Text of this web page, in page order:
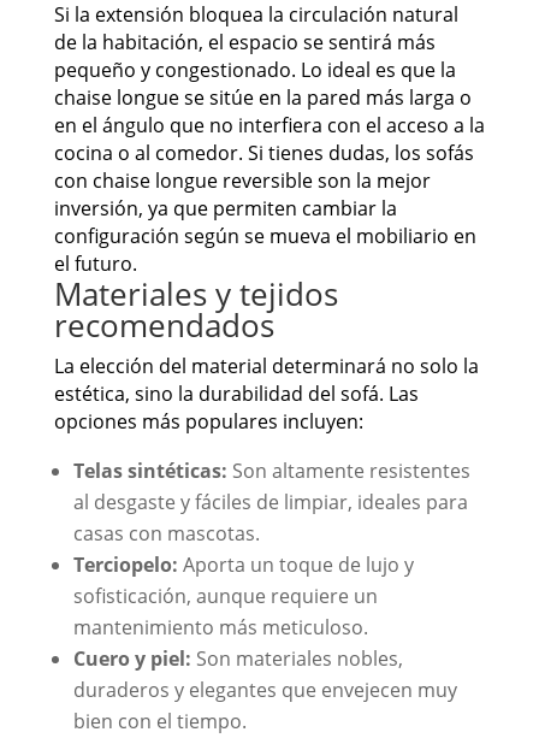
Si la extensión bloquea la circulación natural
de la habitación, el espacio se sentirá más
pequeño y congestionado. Lo ideal es que la
chaise longue se sitúe en la pared más larga o
en el ángulo que no interfiera con el acceso a la
cocina o al comedor. Si tienes dudas, los sofás
con chaise longue reversible son la mejor
inversión, ya que permiten cambiar la
configuración según se mueva el mobiliario en
el futuro.
Materiales y tejidos
recomendados
La elección del material determinará no solo la
estética, sino la durabilidad del sofá. Las
opciones más populares incluyen:
Telas sintéticas: Son altamente resistentes
al desgaste y fáciles de limpiar, ideales para
casas con mascotas.
Terciopelo: Aporta un toque de lujo y
sofisticación, aunque requiere un
mantenimiento más meticuloso.
Cuero y piel: Son materiales nobles,
duraderos y elegantes que envejecen muy
bien con el tiempo.